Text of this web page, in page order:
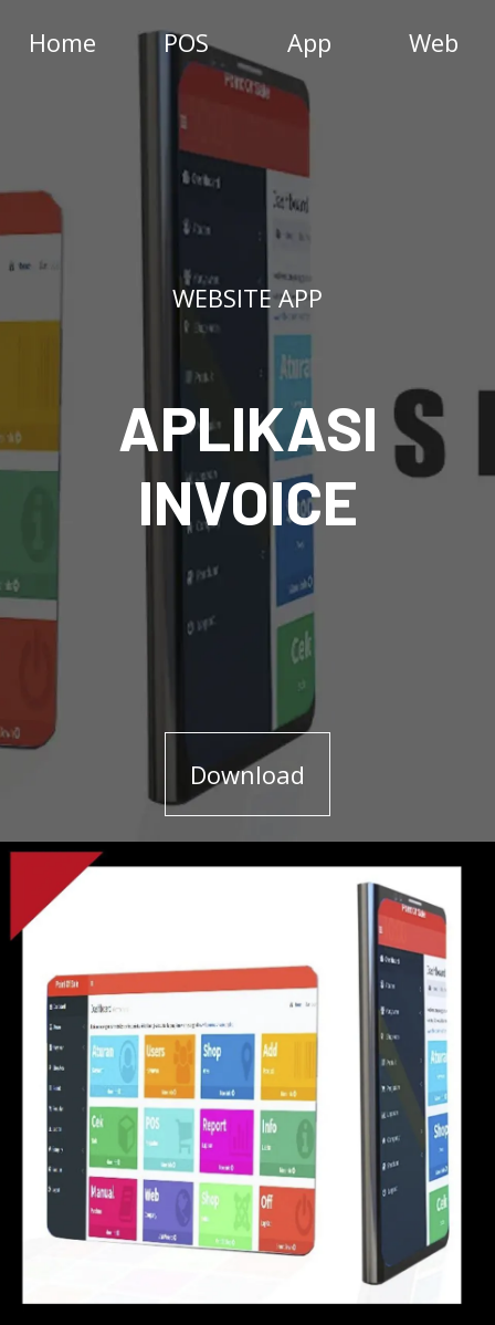
Home POS App Web
WEBSITE APP
APLIKASI
INVOICE
Download